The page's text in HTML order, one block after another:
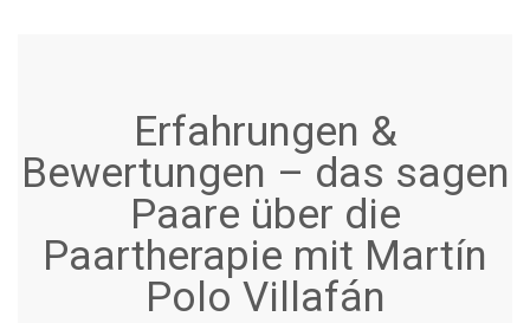
Erfahrungen &
Bewertungen – das sagen
Paare über die
Paartherapie mit Martín
Polo Villafán